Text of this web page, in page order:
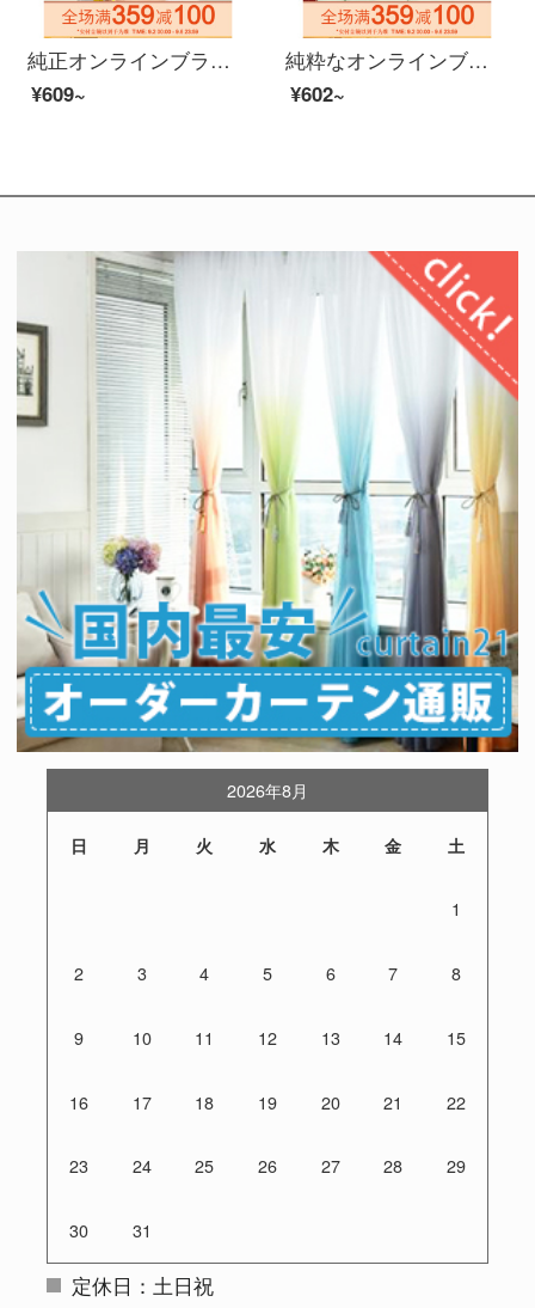
純正オンラインブランドA 21レディ・シフ2020夏にはゆったりした半袖Tシャッツを着用した爽やかなアルファベットプリント上着夏服F 02231049特白155/80 A/S
¥609~
純粋なオンラインブランドA 21夏には、2020ファッションの百合トップスと男女Tシャツーの丸首半袖シャツを新たに着用します。カップル服は、甘いカップル服R 4021213222男性用です。浅粉緑L。
¥602~
2026年8月
日 月 火 水 木 金 土
1
2 3 4 5 6 7 8
9 10 11 12 13 14 15
16 17 18 19 20 21 22
23 24 25 26 27 28 29
30 31
定休日：土日祝